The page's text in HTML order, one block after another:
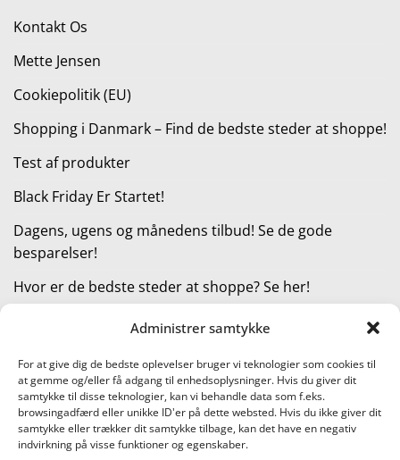
Administrer samtykke
For at give dig de bedste oplevelser bruger vi teknologier som cookies til
at gemme og/eller få adgang til enhedsoplysninger. Hvis du giver dit
samtykke til disse teknologier, kan vi behandle data som f.eks.
browsingadfærd eller unikke ID'er på dette websted. Hvis du ikke giver dit
samtykke eller trækker dit samtykke tilbage, kan det have en negativ
indvirkning på visse funktioner og egenskaber.
Kontakt Os
Mette Jensen
Cookiepolitik (EU)
Shopping i Danmark – Find de bedste steder at shoppe!
Test af produkter
Black Friday Er Startet!
Dagens, ugens og månedens tilbud! Se de gode
besparelser!
Hvor er de bedste steder at shoppe? Se her!
Kategorier